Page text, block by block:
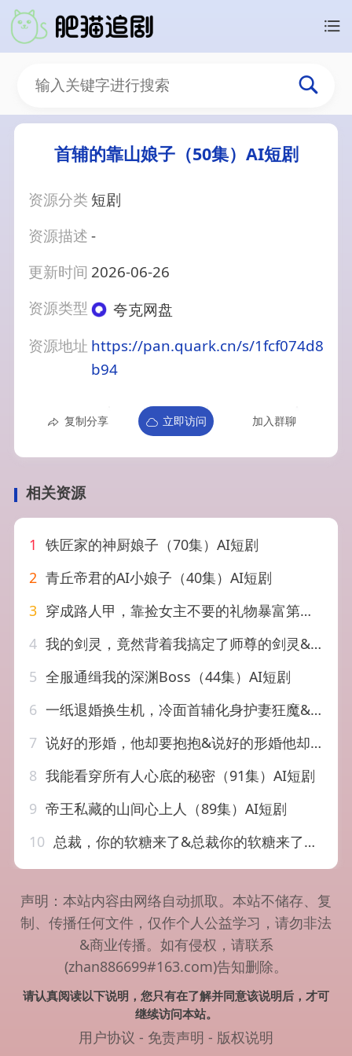
首辅的靠山娘子（50集）AI短剧
资源分类 短剧
资源描述-
更新时间 2026-06-26
资源类型
夸克网盘
资源地址 https://pan.quark.cn/s/1fcf074d8
b94
复制分享 立即访问 加入群聊
相关资源
1 铁匠家的神厨娘子（70集）AI短剧
2 青丘帝君的AI小娘子（40集）AI短剧
3 穿成路人甲，靠捡女主不要的礼物暴富第二季&穿成路人甲靠捡女主不要的礼物暴富第二季（30集）AI短剧
4 我的剑灵，竟然背着我搞定了师尊的剑灵&我的剑灵竟然背着我搞定了师尊的剑灵（64集）AI短剧
5 全服通缉我的深渊Boss（44集）AI短剧
6 一纸退婚换生机，冷面首辅化身护妻狂魔&一纸退婚换生机冷面首辅化身护妻狂魔（50集）AI短剧
7 说好的形婚，他却要抱抱&说好的形婚他却要抱抱（61集）AI短剧
8 我能看穿所有人心底的秘密（91集）AI短剧
9 帝王私藏的山间心上人（89集）AI短剧
10 总裁，你的软糖来了&总裁你的软糖来了（30集）AI短剧
声明：本站内容由网络自动抓取。本站不储存、复
制、传播任何文件，仅作个人公益学习，请勿非法
&商业传播。如有侵权，请联系
(zhan886699#163.com)告知删除。
请认真阅读以下说明，您只有在了解并同意该说明后，才可
继续访问本站。
用户协议 - 免责声明 - 版权说明